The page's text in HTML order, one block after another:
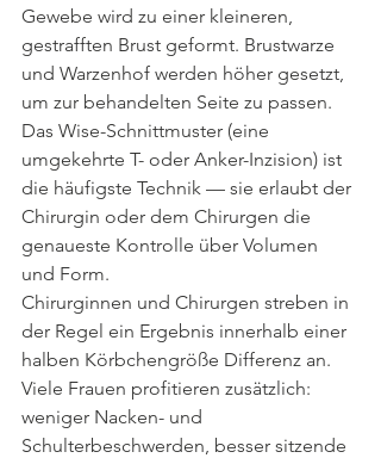
Gewebe wird zu einer kleineren,
gestrafften Brust geformt. Brustwarze
und Warzenhof werden höher gesetzt,
um zur behandelten Seite zu passen.
Das Wise-Schnittmuster (eine
umgekehrte T- oder Anker-Inzision) ist
die häufigste Technik — sie erlaubt der
Chirurgin oder dem Chirurgen die
genaueste Kontrolle über Volumen
und Form.
Chirurginnen und Chirurgen streben in
der Regel ein Ergebnis innerhalb einer
halben Körbchengröße Differenz an.
Viele Frauen profitieren zusätzlich:
weniger Nacken- und
Schulterbeschwerden, besser sitzende